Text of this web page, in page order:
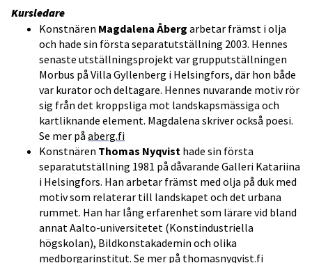
Kursledare
Konstnären Magdalena Åberg arbetar främst i olja
och hade sin första separatutställning 2003. Hennes
senaste utställningsprojekt var grupputställningen
Morbus på Villa Gyllenberg i Helsingfors, där hon både
var kurator och deltagare. Hennes nuvarande motiv rör
sig från det kroppsliga mot landskapsmässiga och
kartliknande element. Magdalena skriver också poesi.
Se mer på aberg.fi
Konstnären Thomas Nyqvist hade sin första
separatutställning 1981 på dåvarande Galleri Katariina
i Helsingfors. Han arbetar främst med olja på duk med
motiv som relaterar till landskapet och det urbana
rummet. Han har lång erfarenhet som lärare vid bland
annat Aalto-universitetet (Konstindustriella
högskolan), Bildkonstakademin och olika
medborgarinstitut. Se mer på thomasnyqvist.fi